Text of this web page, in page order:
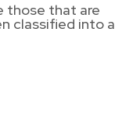
those that are
classified into a